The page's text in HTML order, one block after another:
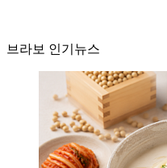
브라보 인기뉴스